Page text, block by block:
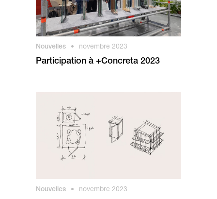
Nouvelles • novembre 2023
Participation à +Concreta 2023
Nouvelles • novembre 2023